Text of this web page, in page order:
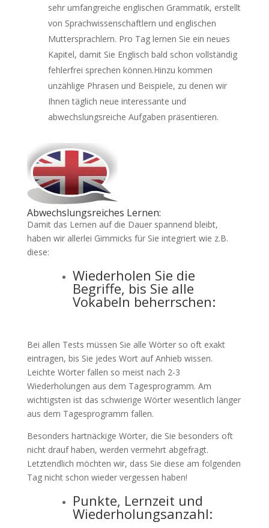
sehr umfangreiche englischen Grammatik, erstellt
von Sprachwissenschaftlern und englischen
Muttersprachlern. Pro Tag lernen Sie ein neues
Kapitel, damit Sie Englisch bald schon vollständig
fehlerfrei sprechen können.Hinzu kommen
unzählige Phrasen und Beispiele, zu denen wir
Ihnen täglich neue interessante und
abwechslungsreiche Aufgaben präsentieren.
Abwechslungsreiches Lernen:
Damit das Lernen auf die Dauer spannend bleibt,
haben wir allerlei Gimmicks für Sie integriert wie z.B.
diese:
Wiederholen Sie die
Begriffe, bis Sie alle
Vokabeln beherrschen:
Bei allen Tests müssen Sie alle Wörter so oft exakt
eintragen, bis Sie jedes Wort auf Anhieb wissen.
Leichte Wörter fallen so meist nach 2-3
Wiederholungen aus dem Tagesprogramm. Am
wichtigsten ist das schwierige Wörter wesentlich länger
aus dem Tagesprogramm fallen.
Besonders hartnäckige Wörter, die Sie besonders oft
nicht drauf haben, werden vermehrt abgefragt.
Letztendlich möchten wir, dass Sie diese am folgenden
Tag nicht schon wieder vergessen haben!
Punkte, Lernzeit und
Wiederholungsanzahl: